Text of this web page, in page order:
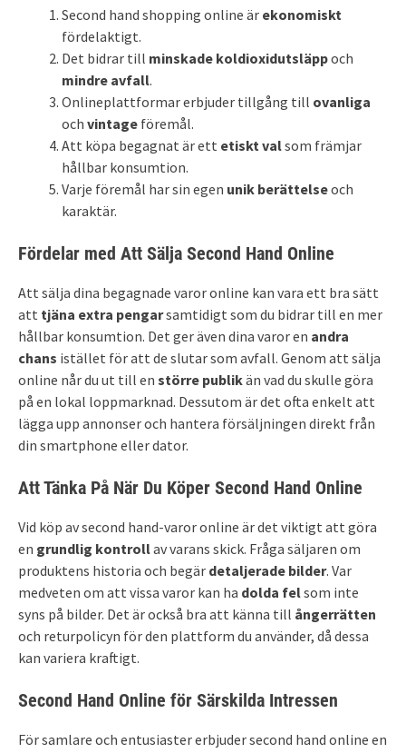
Second hand shopping online är ekonomiskt
fördelaktigt.
Det bidrar till minskade koldioxidutsläppoch
mindre avfall.
Onlineplattformar erbjuder tillgång till ovanliga
och vintage föremål.
Att köpa begagnat är ett etiskt valsom främjar
hållbar konsumtion.
Varje föremål har sin egen unik berättelseoch
karaktär.
Fördelar med Att Sälja Second Hand Online
Att sälja dina begagnade varor online kan vara ett bra sätt
att tjäna extra pengarsamtidigt som du bidrar till en mer
hållbar konsumtion. Det ger även dina varor en andra
chans istället för att de slutar som avfall. Genom att sälja
online når du ut till en större publikän vad du skulle göra
på en lokal loppmarknad. Dessutom är det ofta enkelt att
lägga upp annonser och hantera försäljningen direkt från
din smartphone eller dator.
Att Tänka På När Du Köper Second Hand Online
Vid köp av second hand-varor online är det viktigt att göra
en grundlig kontrollav varans skick. Fråga säljaren om
produktens historia och begär detaljerade bilder. Var
medveten om att vissa varor kan ha dolda felsom inte
syns på bilder. Det är också bra att känna till ångerrätten
och returpolicyn för den plattform du använder, då dessa
kan variera kraftigt.
Second Hand Online för Särskilda Intressen
För samlare och entusiaster erbjuder second hand online en